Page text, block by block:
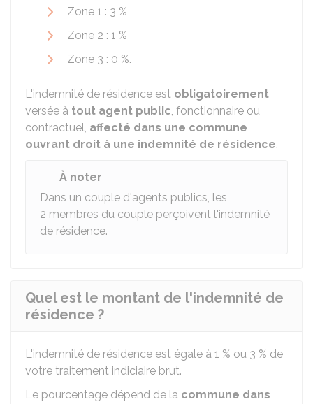
Zone 1 : 3 %
Zone 2 : 1 %
Zone 3 : 0 %.
L'indemnité de résidence est obligatoirement
versée à tout agent public, fonctionnaire ou
contractuel, affecté dans une commune
ouvrant droit à une indemnité de résidence.
À noter
Dans un couple d'agents publics, les
2 membres du couple perçoivent l'indemnité
de résidence.
Quel est le montant de l'indemnité de
résidence ?
L'indemnité de résidence est égale à 1 % ou 3 % de
votre traitement indiciaire brut.
Le pourcentage dépend de la commune dans